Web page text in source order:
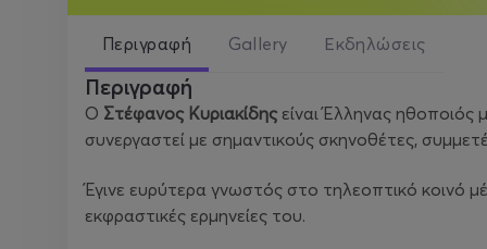
Περιγραφή Gallery Εκδηλώσεις
Περιγραφή
Ο Στέφανος Κυριακίδης είναι Έλληνας ηθοποιός
συνεργαστεί με σημαντικούς σκηνοθέτες,
Έγινε ευρύτερα γνωστός στο τηλεοπτικό κοινό
εκφραστικές ερμηνείες του.